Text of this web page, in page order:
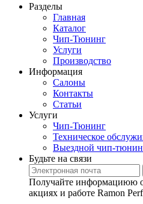
Разделы
Главная
Каталог
Чип-Тюнинг
Услуги
Производство
Информация
Салоны
Контакты
Статьи
Услуги
Чип-Тюнинг
Техническое
Выездной чип-
Будьте на связи
Получайте информациюю
акциях и работе Ramon